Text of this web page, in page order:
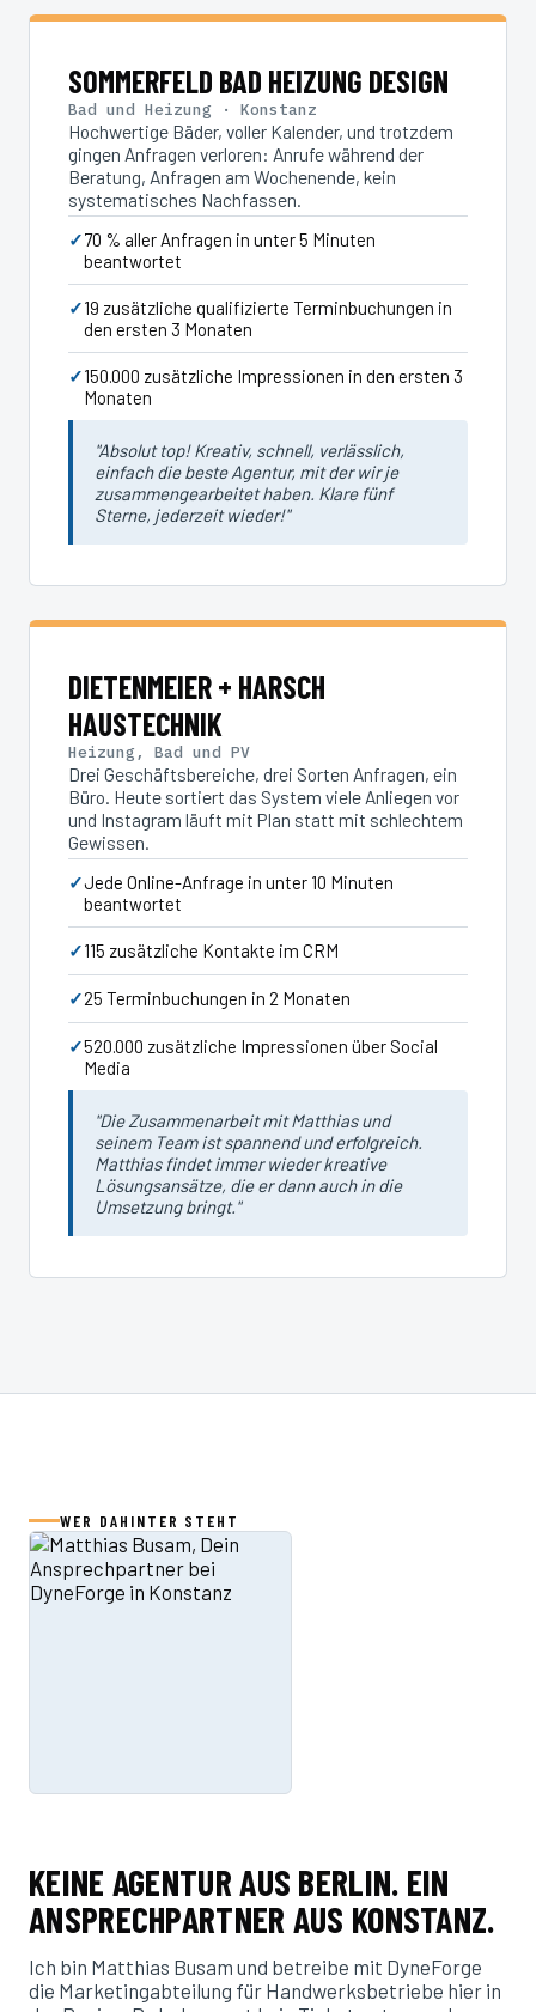
SOMMERFELD BAD HEIZUNG DESIGN
Bad und Heizung · Konstanz
Hochwertige Bäder, voller Kalender, und trotzdem
gingen Anfragen verloren: Anrufe während der
Beratung, Anfragen am Wochenende, kein
systematisches Nachfassen.
70 % aller Anfragen in unter 5 Minuten
beantwortet
19 zusätzliche qualifizierte Terminbuchungen in
den ersten 3 Monaten
150.000 zusätzliche Impressionen in den ersten 3
Monaten
"Absolut top! Kreativ, schnell, verlässlich,
einfach die beste Agentur, mit der wir je
zusammengearbeitet haben. Klare fünf
Sterne, jederzeit wieder!"
DIETENMEIER + HARSCH
HAUSTECHNIK
Heizung, Bad und PV
Drei Geschäftsbereiche, drei Sorten Anfragen, ein
Büro. Heute sortiert das System viele Anliegen vor
und Instagram läuft mit Plan statt mit schlechtem
Gewissen.
Jede Online-Anfrage in unter 10 Minuten
beantwortet
115 zusätzliche Kontakte im CRM
25 Terminbuchungen in 2 Monaten
520.000 zusätzliche Impressionen über Social
Media
"Die Zusammenarbeit mit Matthias und
seinem Team ist spannend und erfolgreich.
Matthias findet immer wieder kreative
Lösungsansätze, die er dann auch in die
Umsetzung bringt."
WER DAHINTER STEHT
KEINE AGENTUR AUS BERLIN. EIN
ANSPRECHPARTNER AUS KONSTANZ.
Ich bin Matthias Busam und betreibe mit DyneForge
die Marketingabteilung für Handwerksbetriebe hier in